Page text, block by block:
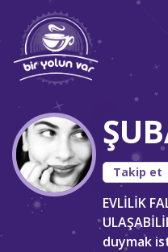
Takip et
EVLİLİK
duymak